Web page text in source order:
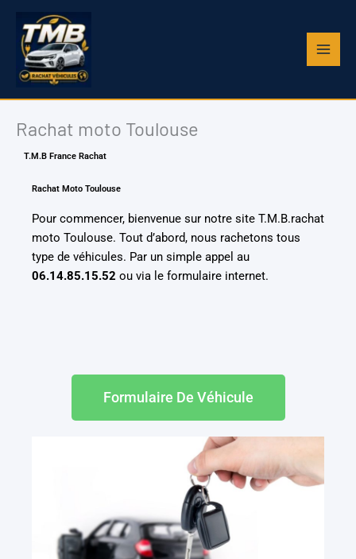
contenu
Rachat moto Toulouse
T.M.B France Rachat
Rachat Moto Toulouse
Pour commencer, bienvenue sur notre site T.M.B.rachat
moto Toulouse. Tout d’abord, nous rachetons tous
type de véhicules. Par un simple appel au
06.14.85.15.52 ou via le formulaire internet.
Formulaire De Véhicule